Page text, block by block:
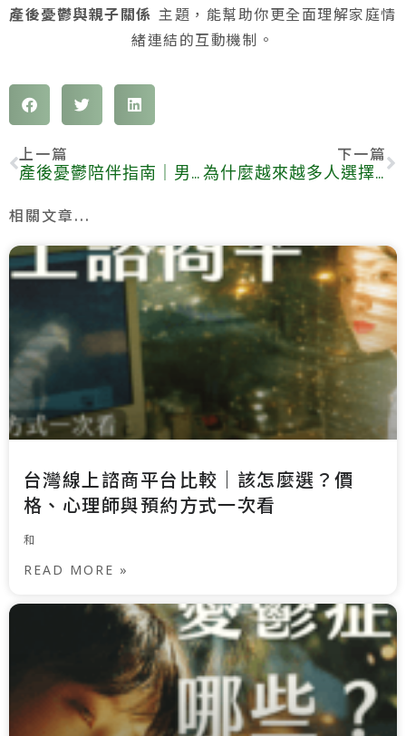
產後憂鬱與親子關係 主題，能幫助你更全面理解家庭情
緒連結的互動機制。
上一篇
產後憂鬱陪伴指南｜男性也會產後憂鬱
下一篇
為什麼越來越多人選擇線上心理諮商？3個原因讓你瞭解背後的趨勢
相關文章...
台灣線上諮商平台比較｜該怎麼選？價
格、心理師與預約方式一次看
和
READ MORE »